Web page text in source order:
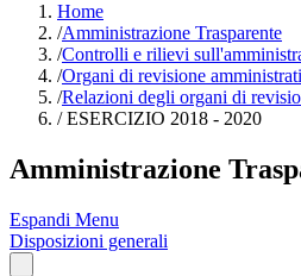
Home
/Amministrazione Trasparente
/Controlli e rilievi
/Organi di revisione
/Relazioni degli organi di
/ESERCIZIO 2018 - 2020
Amministrazione
Espandi Menu
Disposizioni generali